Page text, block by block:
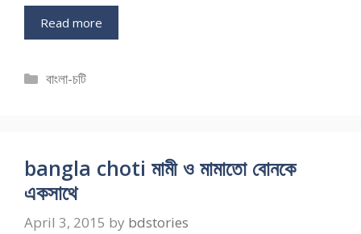
Read more
Categories
বাংলা-চটি
bangla choti মামী ও মামাতো বোনকে
একসাথে
April 3, 2015 by bdstories